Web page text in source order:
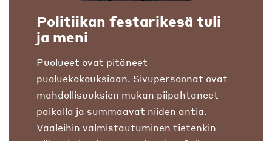
Politiikan festarikesä tuli
ja meni
Puolueet ovat pitäneet
puoluekokouksiaan. Sivupersoonat ovat
mahdollisuuksien mukan piipahtaneet
paikalla ja summaavat niiden antia.
Vaaleihin valmistautuminen tietenkin